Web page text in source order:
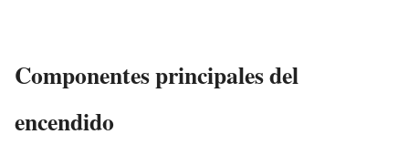
Componentes principales del
encendido